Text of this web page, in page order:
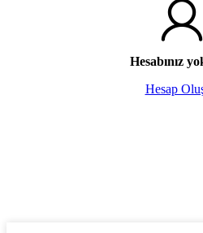
Hesabınız
Hesap